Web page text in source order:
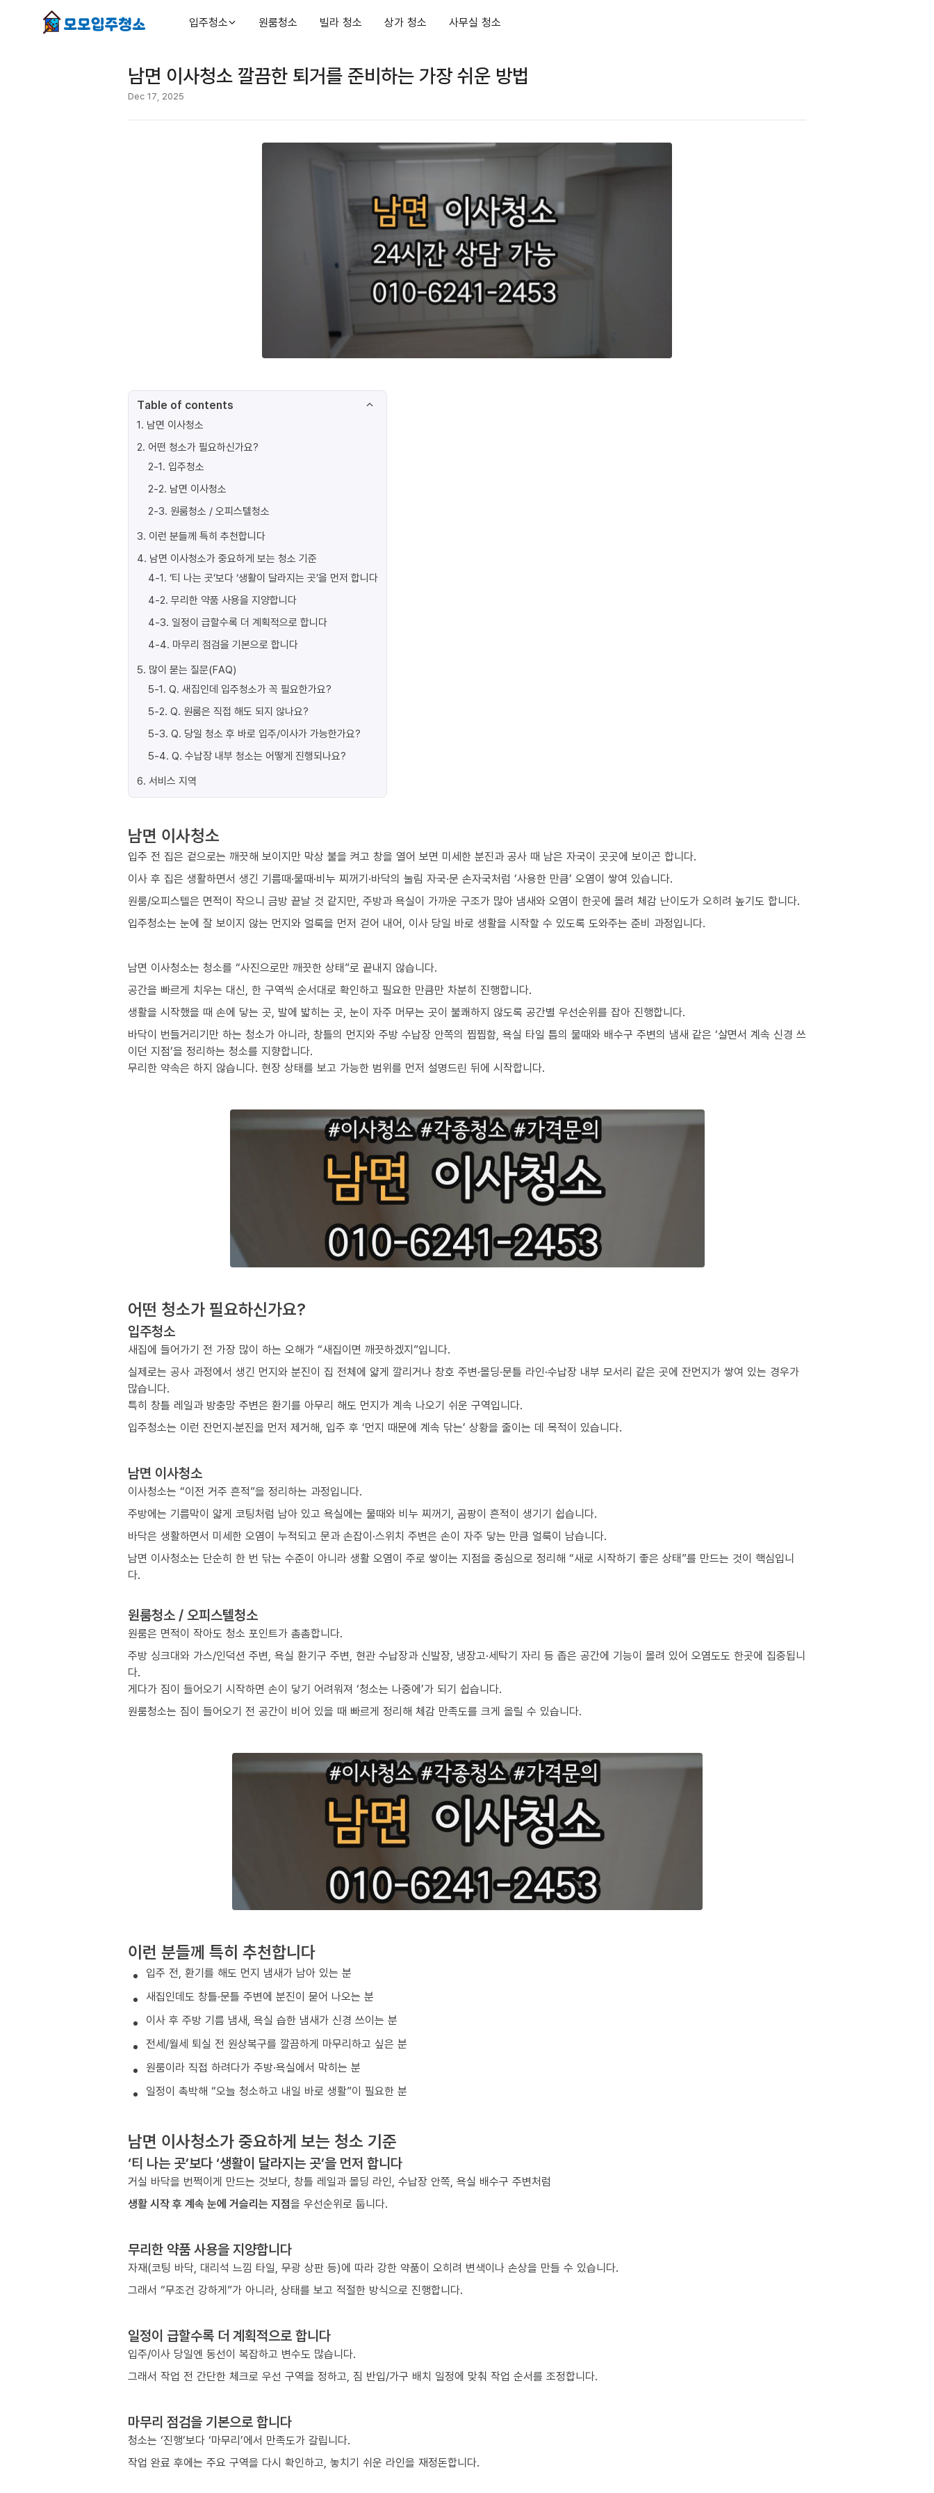
입주청소 원룸청소 빌라 청소 상가 청소 사무실 청소
남면 이사청소 깔끔한 퇴거를 준비하는 가장 쉬운 방법
Dec 17, 2025
Table of contents
1. 남면 이사청소
2. 어떤 청소가 필요하신가요?
2-1. 입주청소
2-2. 남면 이사청소
2-3. 원룸청소 / 오피스텔청소
3. 이런 분들께 특히 추천합니다
4. 남면 이사청소가 중요하게 보는 청소 기준
4-1. ‘티 나는 곳’보다 ‘생활이 달라지는 곳’을 먼저 합니다
4-2. 무리한 약품 사용을 지양합니다
4-3. 일정이 급할수록 더 계획적으로 합니다
4-4. 마무리 점검을 기본으로 합니다
5. 많이 묻는 질문(FAQ)
5-1. Q. 새집인데 입주청소가 꼭 필요한가요?
5-2. Q. 원룸은 직접 해도 되지 않나요?
5-3. Q. 당일 청소 후 바로 입주/이사가 가능한가요?
5-4. Q. 수납장 내부 청소는 어떻게 진행되나요?
6. 서비스 지역
남면 이사청소
입주 전 집은 겉으로는 깨끗해 보이지만 막상 불을 켜고 창을 열어 보면 미세한 분진과 공사 때 남은 자국이 곳곳에 보이곤 합니다.
이사 후 집은 생활하면서 생긴 기름때·물때·비누 찌꺼기·바닥의 눌림 자국·문 손자국처럼 ‘사용한 만큼’ 오염이 쌓여 있습니다.
원룸/오피스텔은 면적이 작으니 금방 끝날 것 같지만, 주방과 욕실이 가까운 구조가 많아 냄새와 오염이 한곳에 몰려 체감 난이도가 오히려 높기도 합니다.
입주청소는 눈에 잘 보이지 않는 먼지와 얼룩을 먼저 걷어 내어, 이사 당일 바로 생활을 시작할 수 있도록 도와주는 준비 과정입니다.
남면 이사청소는 청소를 “사진으로만 깨끗한 상태”로 끝내지 않습니다.
공간을 빠르게 치우는 대신, 한 구역씩 순서대로 확인하고 필요한 만큼만 차분히 진행합니다.
생활을 시작했을 때 손에 닿는 곳, 발에 밟히는 곳, 눈이 자주 머무는 곳이 불쾌하지 않도록 공간별 우선순위를 잡아 진행합니다.
바닥이 번들거리기만 하는 청소가 아니라, 창틀의 먼지와 주방 수납장 안쪽의 찝찝함, 욕실 타일 틈의 물때와 배수구 주변의 냄새 같은 ‘살면서 계속 신경 쓰
이던 지점’을 정리하는 청소를 지향합니다.
무리한 약속은 하지 않습니다. 현장 상태를 보고 가능한 범위를 먼저 설명드린 뒤에 시작합니다.
어떤 청소가 필요하신가요?
입주청소
새집에 들어가기 전 가장 많이 하는 오해가 “새집이면 깨끗하겠지”입니다.
실제로는 공사 과정에서 생긴 먼지와 분진이 집 전체에 얇게 깔리거나 창호 주변·몰딩·문틀 라인·수납장 내부 모서리 같은 곳에 잔먼지가 쌓여 있는 경우가
많습니다.
특히 창틀 레일과 방충망 주변은 환기를 아무리 해도 먼지가 계속 나오기 쉬운 구역입니다.
입주청소는 이런 잔먼지·분진을 먼저 제거해, 입주 후 ‘먼지 때문에 계속 닦는’ 상황을 줄이는 데 목적이 있습니다.
남면 이사청소
이사청소는 “이전 거주 흔적”을 정리하는 과정입니다.
주방에는 기름막이 얇게 코팅처럼 남아 있고 욕실에는 물때와 비누 찌꺼기, 곰팡이 흔적이 생기기 쉽습니다.
바닥은 생활하면서 미세한 오염이 누적되고 문과 손잡이·스위치 주변은 손이 자주 닿는 만큼 얼룩이 남습니다.
남면 이사청소는 단순히 한 번 닦는 수준이 아니라 생활 오염이 주로 쌓이는 지점을 중심으로 정리해 “새로 시작하기 좋은 상태”를 만드는 것이 핵심입니
다.
원룸청소 / 오피스텔청소
원룸은 면적이 작아도 청소 포인트가 촘촘합니다.
주방 싱크대와 가스/인덕션 주변, 욕실 환기구 주변, 현관 수납장과 신발장, 냉장고·세탁기 자리 등 좁은 공간에 기능이 몰려 있어 오염도도 한곳에 집중됩니
다.
게다가 짐이 들어오기 시작하면 손이 닿기 어려워져 ‘청소는 나중에’가 되기 쉽습니다.
원룸청소는 짐이 들어오기 전 공간이 비어 있을 때 빠르게 정리해 체감 만족도를 크게 올릴 수 있습니다.
이런 분들께 특히 추천합니다
입주 전, 환기를 해도 먼지 냄새가 남아 있는 분
새집인데도 창틀·문틀 주변에 분진이 묻어 나오는 분
이사 후 주방 기름 냄새, 욕실 습한 냄새가 신경 쓰이는 분
전세/월세 퇴실 전 원상복구를 깔끔하게 마무리하고 싶은 분
원룸이라 직접 하려다가 주방·욕실에서 막히는 분
일정이 촉박해 “오늘 청소하고 내일 바로 생활”이 필요한 분
남면 이사청소가 중요하게 보는 청소 기준
‘티 나는 곳’보다 ‘생활이 달라지는 곳’을 먼저 합니다
거실 바닥을 번쩍이게 만드는 것보다, 창틀 레일과 몰딩 라인, 수납장 안쪽, 욕실 배수구 주변처럼
생활 시작 후 계속 눈에 거슬리는 지점을 우선순위로 둡니다.
무리한 약품 사용을 지양합니다
자재(코팅 바닥, 대리석 느낌 타일, 무광 상판 등)에 따라 강한 약품이 오히려 변색이나 손상을 만들 수 있습니다.
그래서 “무조건 강하게”가 아니라, 상태를 보고 적절한 방식으로 진행합니다.
일정이 급할수록 더 계획적으로 합니다
입주/이사 당일엔 동선이 복잡하고 변수도 많습니다.
그래서 작업 전 간단한 체크로 우선 구역을 정하고, 짐 반입/가구 배치 일정에 맞춰 작업 순서를 조정합니다.
마무리 점검을 기본으로 합니다
청소는 ‘진행’보다 ‘마무리’에서 만족도가 갈립니다.
작업 완료 후에는 주요 구역을 다시 확인하고, 놓치기 쉬운 라인을 재정돈합니다.